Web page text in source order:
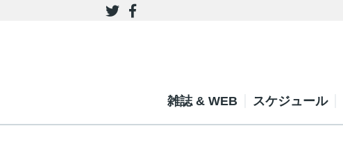
雑誌 & WEB スケジュール